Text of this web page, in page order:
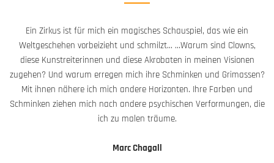
Ein Zirkus ist für mich ein magisches Schauspiel, das wie ein
Weltgeschehen vorbeizieht und schmilzt… …Warum sind Clowns,
diese Kunstreiterinnen und diese Akrobaten in meinen Visionen
zugehen? Und warum erregen mich ihre Schminken und Grimassen?
Mit ihnen nähere ich mich andere Horizonten. Ihre Farben und
Schminken ziehen mich nach andere psychischen Verformungen, die
ich zu malen träume.
Marc Chagall